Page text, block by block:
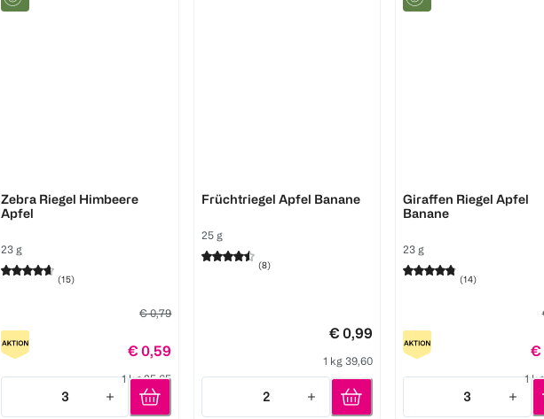
Zebra Riegel Himbeere
Apfel
23 g
(15)
€ 0,79
€ 0,59
1 kg 25,65
3
Quantity: 3
Früchtriegel Apfel Banane
25 g
(8)
€ 0,99
1 kg 39,60
2
Quantity: 2
Giraffen Riegel Apfel
Banane
23 g
(14)
€
1
3
Quantity: 3